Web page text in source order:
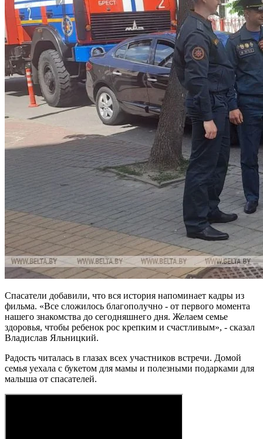
Спасатели добавили, что вся история напоминает кадры из
фильма. «Все сложилось благополучно - от первого момента
нашего знакомства до сегодняшнего дня. Желаем семье
здоровья, чтобы ребенок рос крепким и счастливым», - сказал
Владислав Яльницкий.
Радость читалась в глазах всех участников встречи. Домой
семья уехала с букетом для мамы и полезными подарками для
малыша от спасателей.